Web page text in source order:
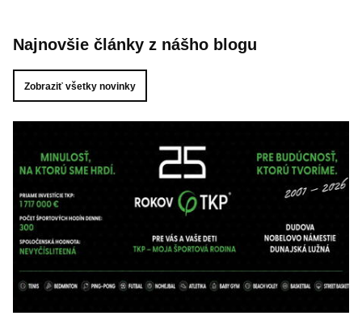
Najnovšie články z nášho blogu
Zobraziť všetky novinky